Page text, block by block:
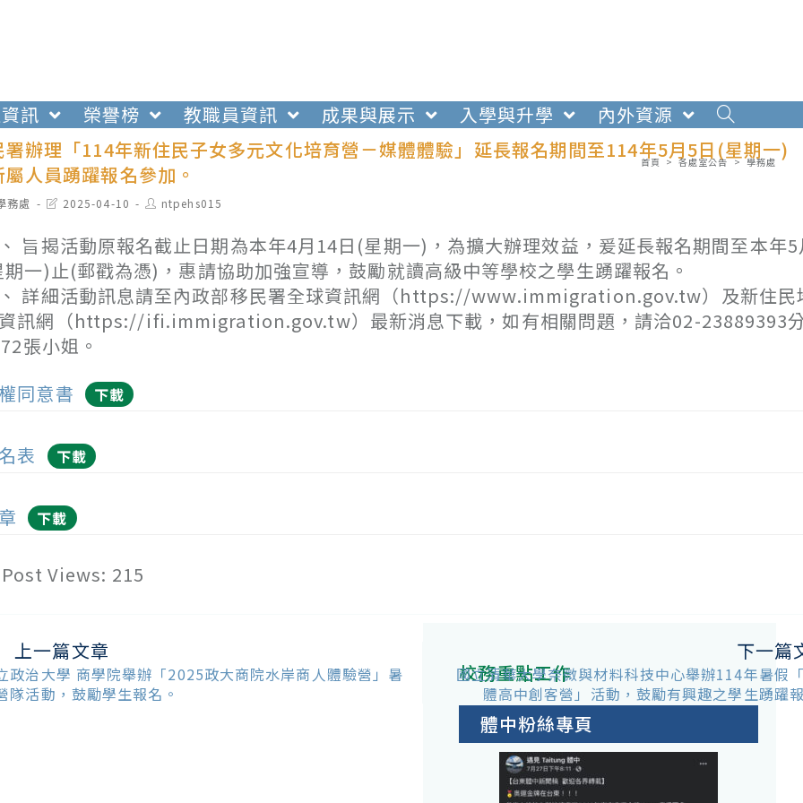
訊 榮譽榜 教職員資訊 成果與展示 入學與升學
內外資源
署辦理「114年新住民子女多元文化培育營－媒體體驗」延長報名期間至114年5月5日(星期一)
人員踴躍報名參加。
首頁 > 各處室公告 > 學務處
務處
Post2025-04-10
Post
author:
ntpehs015
旨揭活動原報名截止日期為本年4月14日(星期一)，為擴大辦理效益，爰延長報名期間至本年
期一)止(郵戳為憑)，惠請協助加強宣導，鼓勵就讀高級中等學校之學生踴躍報名。
詳細活動訊息請至內政部移民署全球資訊網（https://www.immigration.gov.tw）及新住民
訊網（https://ifi.immigration.gov.tw）最新消息下載，如有相關問題，請洽02-23889393
張小姐。
同意書
下載
表 下載
下載
Post Views: 215
上一篇文章
政治大學 商學院舉辦「2025政大商院水岸商人體驗營」暑
隊活動，鼓勵學生報名。
下一篇
國立清華大學奈微與材料科技中心舉辦114年暑假
體高中創客營」活動，鼓勵有興趣之學生踴躍
校務重點工作
體中粉絲專頁